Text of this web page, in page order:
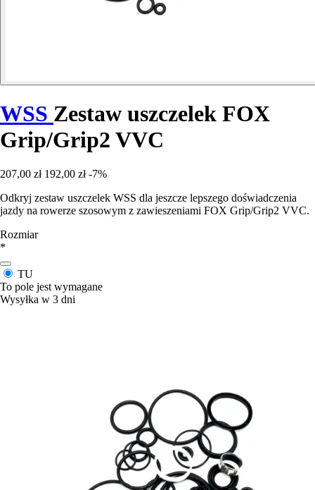
WSS Zestaw uszczelek FOX
Grip/Grip2 VVC
207,00 zł 192,00 zł -7%
Odkryj zestaw uszczelek WSS dla jeszcze lepszego doświadczenia
jazdy na rowerze szosowym z zawieszeniami FOX Grip/Grip2 VVC.
Rozmiar
*
TU
To pole jest wymagane
Wysyłka w 3 dni